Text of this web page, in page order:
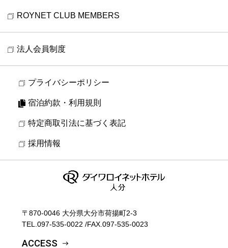
ROYNET CLUB MEMBERS
法人会員制度
プライバシーポリシー
宿泊約款・利用規則
特定商取引法に基づく表記
採用情報
〒870-0046 大分県大分市荷揚町2-3
TEL. 097-535-0022 /FAX.097-535-0023
ACCESS